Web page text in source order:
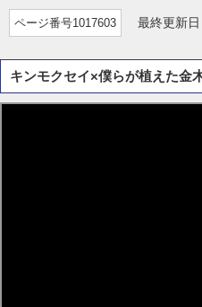
ページ番号1017603 最終更新日
キンモクセイ×僕らが植えた金